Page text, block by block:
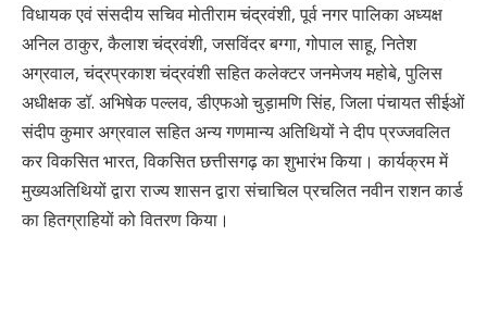
विधायक एवं संसदीय सचिव मोतीराम चंद्रवंशी, पूर्व नगर पालिका अध्यक्ष
अनिल ठाकुर, कैलाश चंद्रवंशी, जसविंदर बग्गा, गोपाल साहू, नितेश
अग्रवाल, चंद्रप्रकाश चंद्रवंशी सहित कलेक्टर जनमेजय महोबे, पुलिस
अधीक्षक डॉ. अभिषेक पल्लव, डीएफओ चुड़ामणि सिंह, जिला पंचायत सीईओं
संदीप कुमार अग्रवाल सहित अन्य गणमान्य अतिथियों ने दीप प्रज्जवलित
कर विकसित भारत, विकसित छत्तीसगढ़ का शुभारंभ किया। कार्यक्रम में
मुख्यअतिथियों द्वारा राज्य शासन द्वारा संचाचिल प्रचलित नवीन राशन कार्ड
का हितग्राहियों को वितरण किया।